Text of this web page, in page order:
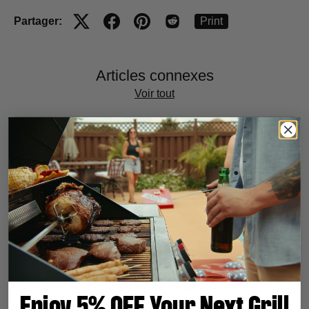
Partager: Print
Articles connexes
Voir tout